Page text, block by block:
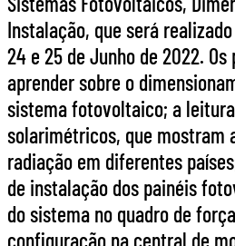
Instalação, que será
24 e 25 de Junho de 2022.
aprender sobre o
sistema fotovoltaico; a
solarimétricos, que mostram
radiação em diferentes
de instalação dos painéis
do sistema no quadro de
configuração na central de